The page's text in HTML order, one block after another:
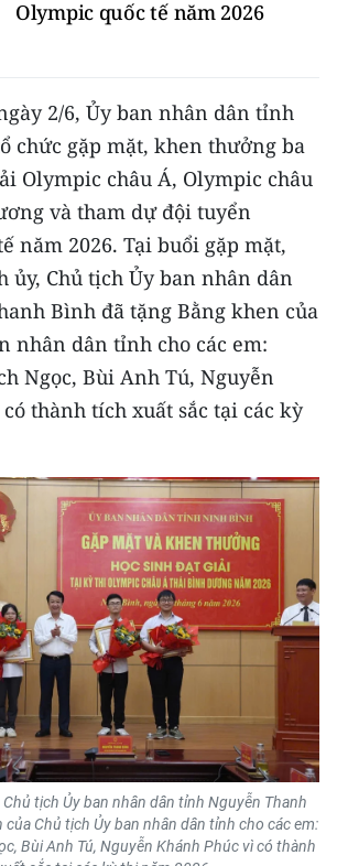
Hồng
Trung Bộ và Tây
Cửu Long
Nội
Hồ Chí Minh
TUẦN
THÁNG
Olympic quốc tế năm 2026
2/6, Ủy ban nhân dân tỉnh
chức gặp mặt, khen thưởng ba
Olympic châu Á, Olympic châu
và tham dự đội tuyển
năm 2026. Tại buổi gặp mặt,
ủy, Chủ tịch Ủy ban nhân dân
Bình đã tặng Bằng khen của
nhân dân tỉnh cho các em:
Ngọc, Bùi Anh Tú, Nguyễn
thành tích xuất sắc tại các kỳ
tịch Ủy ban nhân dân tỉnh Nguyễn Thanh
Chủ tịch Ủy ban nhân dân tỉnh cho các em:
Bùi Anh Tú, Nguyễn Khánh Phúc vì có thành